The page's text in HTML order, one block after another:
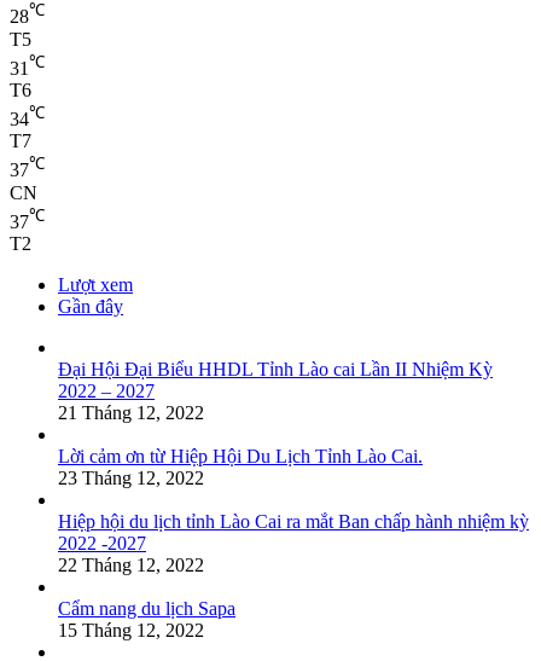
28℃
T5
31 ℃
T6
34℃
T7
37℃
CN
37℃
T2
Lượt xem
Gần đây
Đại Hội Đại Biểu HHDL Tỉnh Lào cai Lần II Nhiệm Kỳ
2022 – 2027
21 Tháng 12, 2022
Lời cảm ơn từ Hiệp Hội Du Lịch Tỉnh Lào Cai.
23 Tháng 12, 2022
Hiệp hội du lịch tỉnh Lào Cai ra mắt Ban chấp hành nhiệm kỳ
2022 -2027
22 Tháng 12, 2022
Cẩm nang du lịch Sapa
15 Tháng 12, 2022